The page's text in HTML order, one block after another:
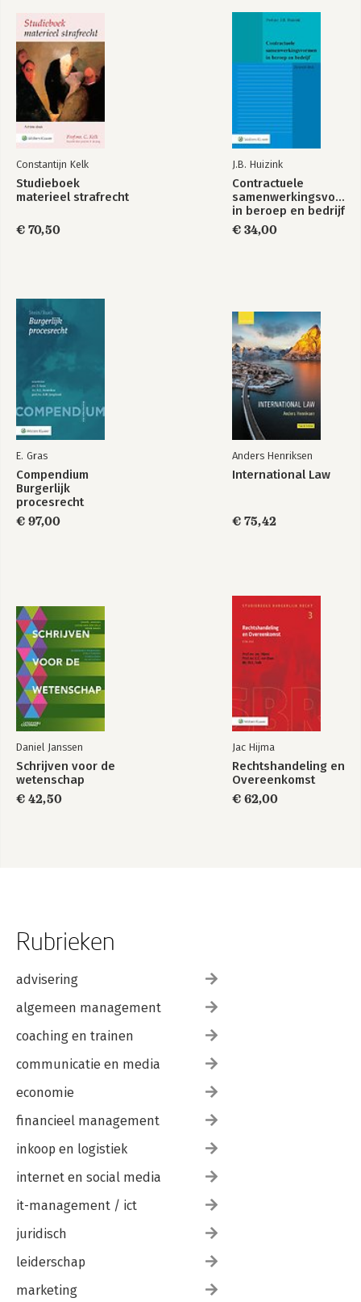
European Tort Law
Bekijk alle boeken
7 Aansprakelijkheid voor onroerende zaken
8 Bijzondere rechtsverhoudingen
Deel III: Herstel van geschonden rechten en belangen
9 Schade en schadevergoeding
10 Causaliteit en eigen schuld
11 Andere remedies dan schadevergoeding
12 Recht hebben en recht krijgen
Literatuur
Jurisprudentieregister
Wetsartikelenregister
Constantijn Kelk
Studieboek
materieel strafrecht
€ 70,50
J.B. Huizink
Contractuele
in beroep en bedrijf
€ 34,00
E. Gras
Compendium
Burgerlijk
procesrecht
€ 97,00
Anders Henriksen
International Law
€ 75,42
Daniel Janssen
Schrijven voor de
wetenschap
€ 42,50
Jac Hijma
Rechtshandeling en
Overeenkomst
€ 62,00
Rubrieken
advisering
algemeen management
coaching en trainen
communicatie en media
economie
financieel management
inkoop en logistiek
internet en social media
it-management / ict
juridisch
leiderschap
marketing